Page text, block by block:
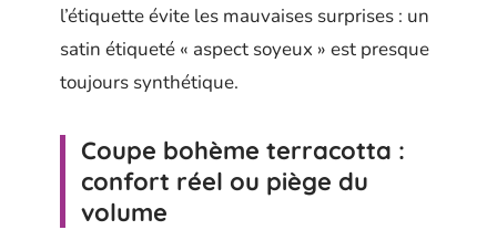
l’étiquette évite les mauvaises surprises : un
satin étiqueté « aspect soyeux » est presque
toujours synthétique.
Coupe bohème terracotta :
confort réel ou piège du
volume